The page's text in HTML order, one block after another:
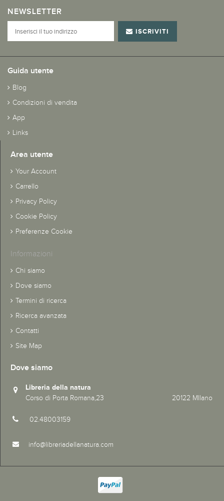
NEWSLETTER
ISCRIVITI
Guida utente
Blog
Condizioni di vendita
App
Links
Area utente
Your Account
Carrello
Privacy Policy
Cookie Policy
Preferenze Cookie
Informazioni
Chi siamo
Dove siamo
Termini di ricerca
Ricerca avanzata
Contatti
Site Map
Dove siamo
Libreria della natura
Corso di Porta Romana,23 20122 MIlano
02.48003159
info@libreriadellanatura.com